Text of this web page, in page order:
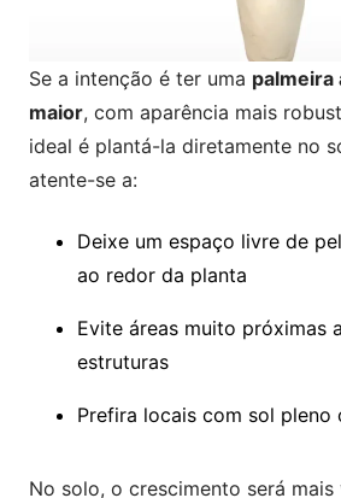
Se a intenção é ter uma palmeira
maior, com aparência mais
ideal é plantá-la diretamente no
atente-se a:
Deixe um espaço livre de
ao redor da planta
Evite áreas muito próximas
estruturas
Prefira locais com sol pleno
No solo, o crescimento será